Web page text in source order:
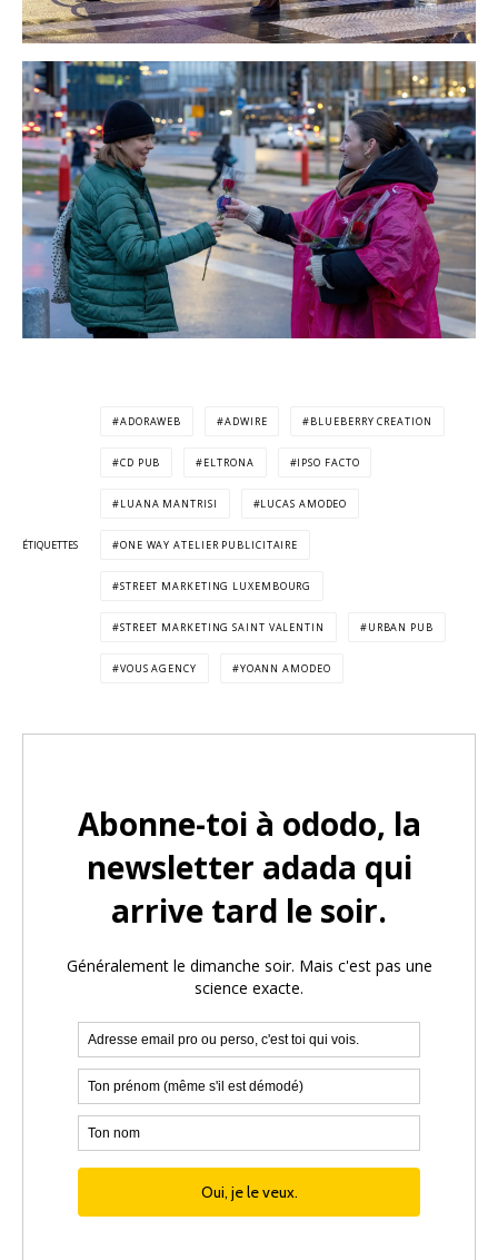
ÉTIQUETTES
ADORAWEB ADWIRE BLUEBERRY CREATION
CD PUB ELTRONA IPSO FACTO
LUANA MANTRISI LUCAS AMODEO
ONE WAY ATELIER PUBLICITAIRE
STREET MARKETING LUXEMBOURG
STREET MARKETING SAINT VALENTIN URBAN PUB
VOUS AGENCY YOANN AMODEO